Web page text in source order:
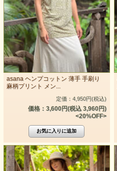
asana ヘンプコットン 薄手 手刷り
麻柄プリント メン...
定価：4,950円(税込)
価格：3,600円(税込 3,960円)
<20%OFF>